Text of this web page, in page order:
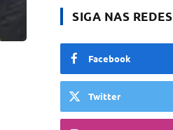
SIGA NAS REDES
Facebook
Twitter